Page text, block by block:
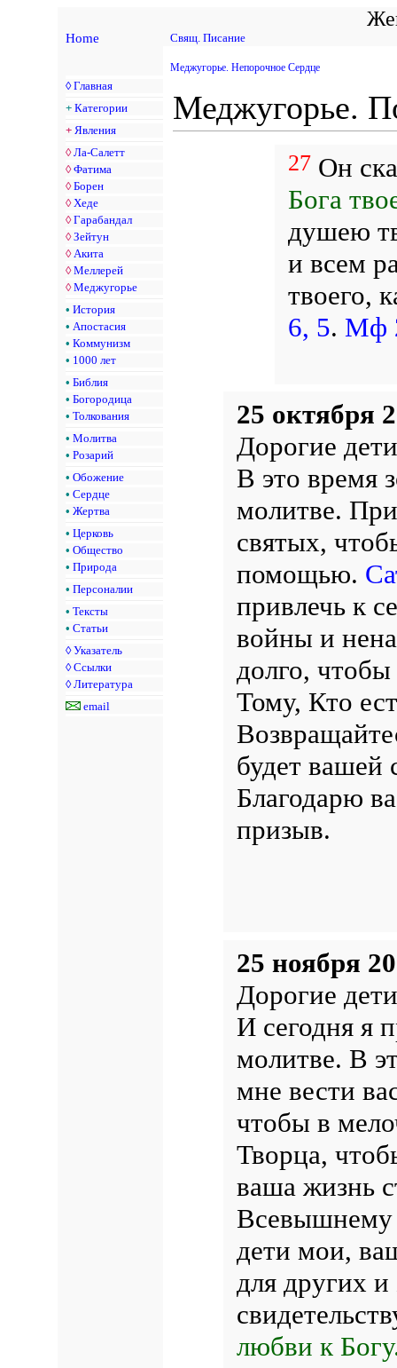
Home Свящ. Писание
◊ Главная
+ Категории
+ Явления
◊ Ла-Салетт
◊ Фатима
◊ Борен
◊ Хеде
◊ Гарабандал
◊ Зейтун
◊ Акита
◊ Меллерей
◊ Меджугорье
• История
• Апостасия
• Коммунизм
• 1000 лет
• Библия
• Богородица
• Толкования
• Молитва
• Розарий
• Обожение
• Сердце
• Жертва
• Церковь
• Общество
• Природа
• Персоналии
• Тексты
• Статьи
◊ Указатель
◊ Ссылки
◊ Литература
email
Меджугорье. Непорочное Сердце
Меджугорье.
27Он
Бога
душею
и всем
твоего,
6, 5. Мф
25 октября
Дорогие
В это время
молитве.
святых,
помощью.
привлечь к
войны и
долго,
Тому, Кто
будет
Благодарю
призыв.
25 ноября
Дорогие
И сегодня я
молитве. В
мне вести
чтобы в
Творца,
ваша жизнь
Всевышнему
дети мои,
для других и
любви к